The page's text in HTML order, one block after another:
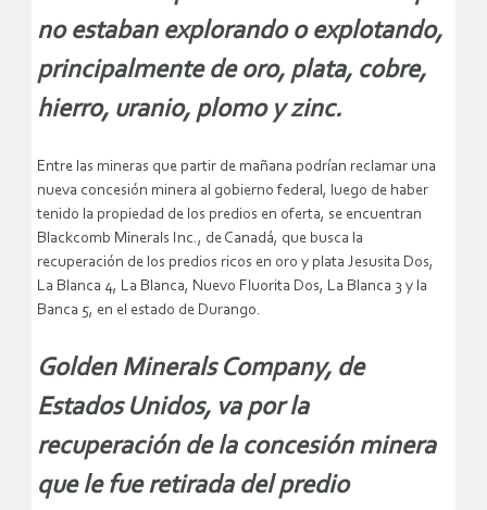
no estaban explorando o explotando,
principalmente de oro, plata, cobre,
hierro, uranio, plomo y zinc.
Entre las mineras que partir de mañana podrían reclamar una
nueva concesión minera al gobierno federal, luego de haber
tenido la propiedad de los predios en oferta, se encuentran
Blackcomb Minerals Inc., de Canadá, que busca la
recuperación de los predios ricos en oro y plata Jesusita Dos,
La Blanca 4, La Blanca, Nuevo Fluorita Dos, La Blanca 3 y la
Banca 5, en el estado de Durango.
Golden Minerals Company, de
Estados Unidos, va por la
recuperación de la concesión minera
que le fue retirada del predio